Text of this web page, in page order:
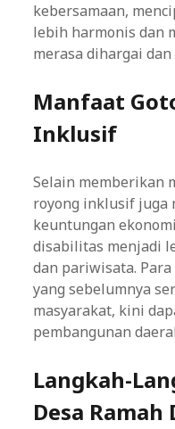
kebersamaan,
lebih harmonis dan
merasa dihargai
Manfaat
Inklusif
Selain memberikan
royong inklusif juga
keuntungan
disabilitas menjadi
dan pariwisata.
yang sebelumnya
masyarakat, kini
pembangunan
Langkah-
Desa